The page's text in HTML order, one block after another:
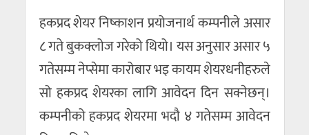
हकप्रद शेयर निष्काशन प्रयोजनार्थ कम्पनीले असार
८ गते बुकक्लोज गरेको थियो। यस अनुसार असार ५
गतेसम्म नेप्सेमा कारोबार भइ कायम शेयरधनीहरुले
सो हकप्रद शेयरका लागि आवेदन दिन सक्नेछन्।
कम्पनीको हकप्रद शेयरमा भदौ ४ गतेसम्म आवेदन